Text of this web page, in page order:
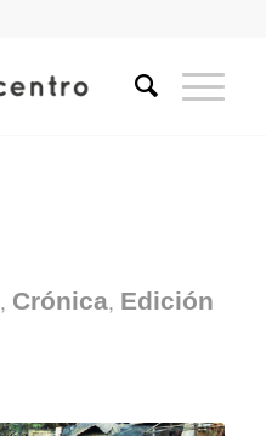
, Crónica, Edición